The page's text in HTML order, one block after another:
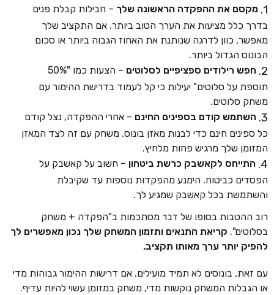
מקסם את ההפקדה הראשונה שלך – חבילות קבלת פנים
בדרך כלל מציעות את הערך הטוב ביותר. אם התקציב שלך
מאפשר, כוון לדרגה שנותנת את האחוז הגבוה ביותר או סכום
הבונוס הגדול ביותר.
חפש רילודים ספציפיים לסלוטים
– הצעות כמו "50%
תוספת על סלוטים" יעילות כי קל לעמוד בדרישת ההימור עם
משחק סלוטים.
השתמש קודם בספינים החינם – אחרי ההפקדה, נצל קודם
כל ספינים חינם כדי לבנות מאזן בונוס. משחק עם זה לצד המאזן
המזומן שלך מרגיש פחות מלחיץ.
התייחס לקאשבק כרשת ביטחון – חשוב על קאשבק על
הפסדים כביטוח. הימנע מהפקדות נוספות עד שקיבלת
והשתמשת בכל קאשבק שמגיע לך.
רוב ההטבות בסופו של דבר מסתכמות ב"הפקדה + משחק
בסלוטים". קריאת התנאים ותזמון המשחק שלך נכון מאפשרים לך
להפיק יותר ערך מאותו תקציב.
עם זאת, בונוסים לא תמיד מועילים. אם דרישות ההימור גבוהות מדי
או הגבלות המשחק נוקשות מדי, משחק במזומן עשוי להיות עדיף.